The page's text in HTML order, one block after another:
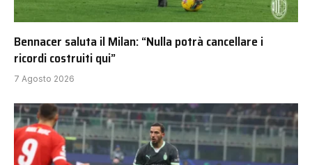
Bennacer saluta il Milan: “Nulla potrà cancellare i
ricordi costruiti qui”
7 Agosto 2026